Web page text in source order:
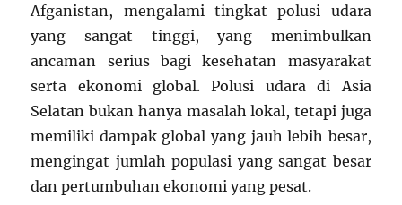
Afganistan, mengalami tingkat polusi udara
yang sangat tinggi, yang menimbulkan
ancaman serius bagi kesehatan masyarakat
serta ekonomi global. Polusi udara di Asia
Selatan bukan hanya masalah lokal, tetapi juga
memiliki dampak global yang jauh lebih besar,
mengingat jumlah populasi yang sangat besar
dan pertumbuhan ekonomi yang pesat.